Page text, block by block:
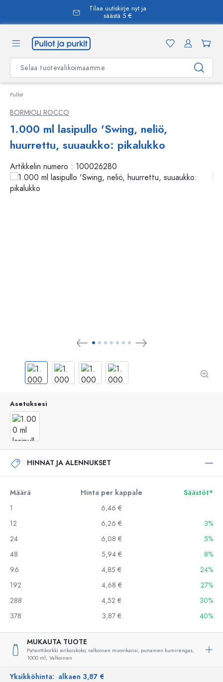
Tilaa uutiskirje nyt ja
säästä 5 €
Pullot
BORMIOLI ROCCO
1.000 ml lasipullo 'Swing, neliö,
huurrettu, suuaukko: pikalukko
Artikkelin numero : 100026280
Asetuksesi
HINNAT JA ALENNUKSET
Määrä Hinta per kappale
Säästöt*
1
6,46 €
12
6,26 €
3%
24
6,08 €
5%
48
5,94 €
8%
96
4,85 €
24%
192
4,68 €
27%
288
4,52 €
30%
378
3,87 € 40%
MUKAUTA TUOTE
Patenttikorkki erikoiskoko, valkoinen muovikansi, punainen kumirengas,
1000 ml, Valkoinen
Yksikköhinta: alkaen 3,87 €